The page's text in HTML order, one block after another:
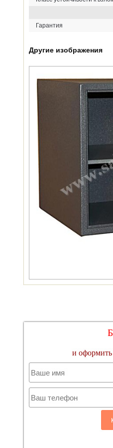
Гарантия
Другие изображения
и оформить